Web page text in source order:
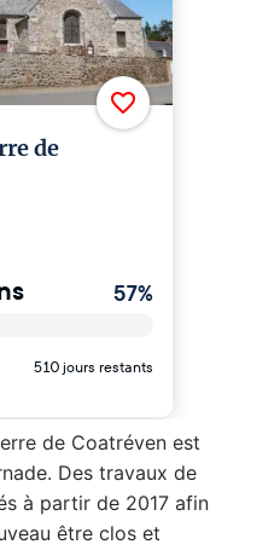
de Coatréven est
Des travaux de
à partir de 2017 afin
être clos et